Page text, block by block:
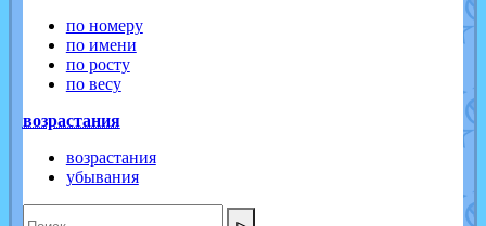
по номеру
по имени
по росту
по весу
возрастания
возрастания
убывания